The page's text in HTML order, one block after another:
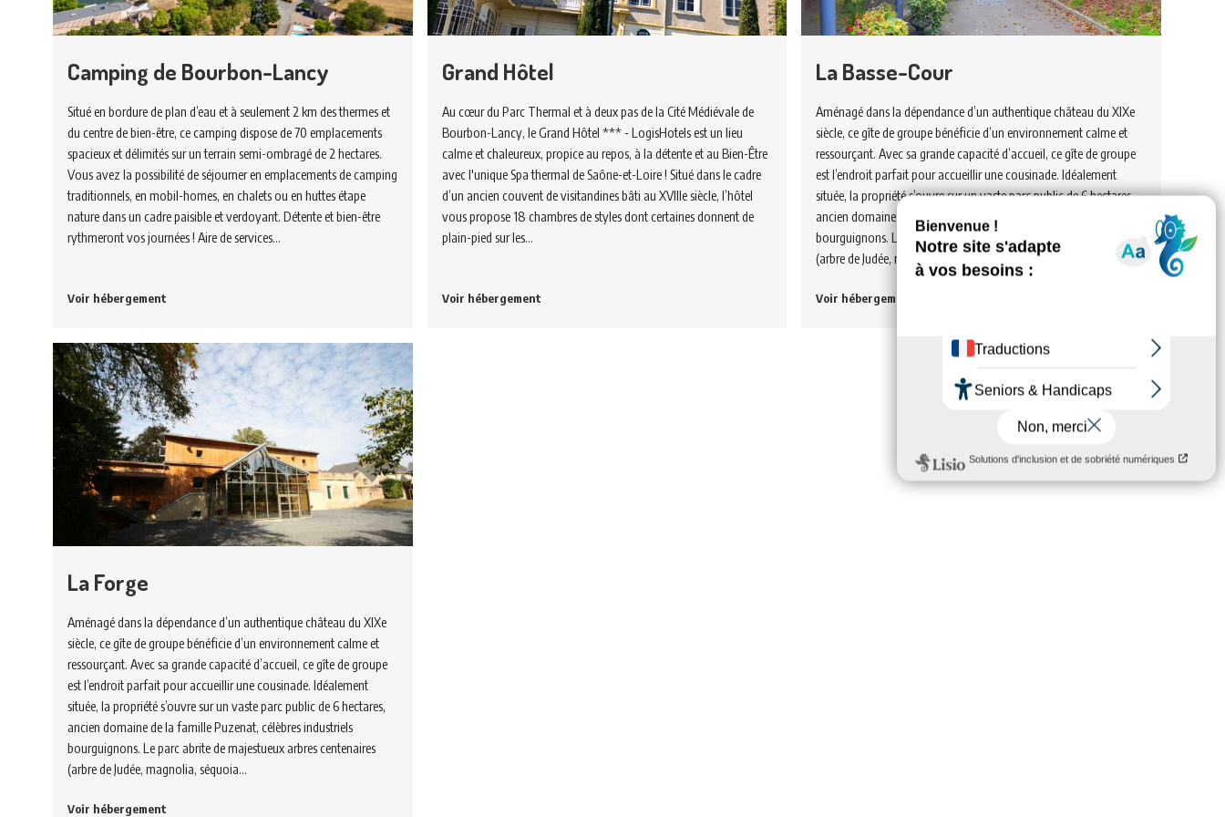
Camping de Bourbon-Lancy
Situé en bordure de plan d’eau et à seulement 2 km des thermes et
du centre de bien-être, ce camping dispose de 70 emplacements
spacieux et délimités sur un terrain semi-ombragé de 2 hectares.
Vous avez la possibilité de séjourner en emplacements de camping
traditionnels, en mobil-homes, en chalets ou en huttes étape
nature dans un cadre paisible et verdoyant. Détente et bien-être
rythmeront vos journées ! Aire de services…
Voir hébergement
Grand Hôtel
Au cœur du Parc Thermal et à deux pas de la Cité Médiévale de
Bourbon-Lancy, le Grand Hôtel *** - LogisHotels est un lieu
calme et chaleureux, propice au repos, à la détente et au Bien-Être
avec l'unique Spa thermal de Saône-et-Loire ! Situé dans le cadre
d’un ancien couvent de visitandines bâti au XVIIIe siècle, l’hôtel
vous propose 18 chambres de styles dont certaines donnent de
plain-pied sur les…
Voir hébergement
La Basse-Cour
Aménagé dans la dépendance d’un authentique château du XIXe
siècle, ce gîte de groupe bénéficie d’un environnement calme et
ressourçant. Avec sa grande capacité d’accueil, ce gîte de groupe
est l’endroit parfait pour accueillir une cousinade. Idéalement
située, la propriété s’ouvre sur un vaste parc public de 6 hectares,
ancien domaine de la famille Puzenat, célèbres industriels
bourguignons. Le parc abrite de majestueux arbres centenaires
(arbre de Judée, magnolia, séquoia…
Voir hébergement
La Forge
Aménagé dans la dépendance d’un authentique château du XIXe
siècle, ce gîte de groupe bénéficie d’un environnement calme et
ressourçant. Avec sa grande capacité d’accueil, ce gîte de groupe
est l’endroit parfait pour accueillir une cousinade. Idéalement
située, la propriété s’ouvre sur un vaste parc public de 6 hectares,
ancien domaine de la famille Puzenat, célèbres industriels
bourguignons. Le parc abrite de majestueux arbres centenaires
(arbre de Judée, magnolia, séquoia…
Voir hébergement